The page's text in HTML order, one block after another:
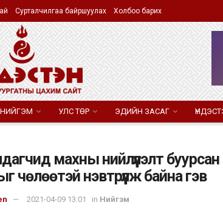
Сурталчилгаа байршуулах Холбоо барих
НИЙГЭМ УЛС ТӨР ЭДИЙН ЗАСАГ
махны нийлүүлэлт
чөлөөтэй нэвтрүүлж байна гэв
2021-04-09 13:01 in Нийгэм